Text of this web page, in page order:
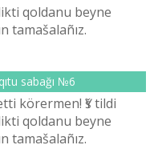
qoldanu beyne
tamašalañız.
sabağı №6
körermen! Үš tіldі
qoldanu beyne
tamašalañız.